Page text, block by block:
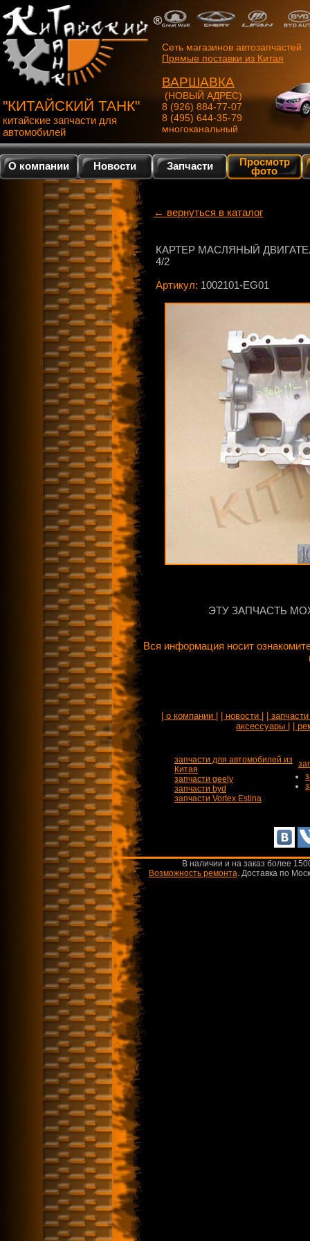
"КИТАЙСКИЙ ТАНК"
китайские запчасти для
автомобилей
Сеть магазинов автозапчастей
Прямые поставки из Китая
ВАРШАВКА
(НОВЫЙ АДРЕС)
8 (926) 884-77-07
8 (495) 644-35-79
многоканальный
О компании Новости Запчасти Просмотр
фото
← вернуться в каталог
КАРТЕР МАСЛЯНЫЙ
4/2
Артикул: 1002101-EG01
ЭТУ ЗАПЧАСТЬ
Вся информация носит
| о компании | | новости |
|
аксессуары |
|
запчасти для автомобилей из
Китая
запчасти geely
запчасти byd
запчасти Vortex Estina
В наличии и на заказ более
Возможность ремонта.Доставка по